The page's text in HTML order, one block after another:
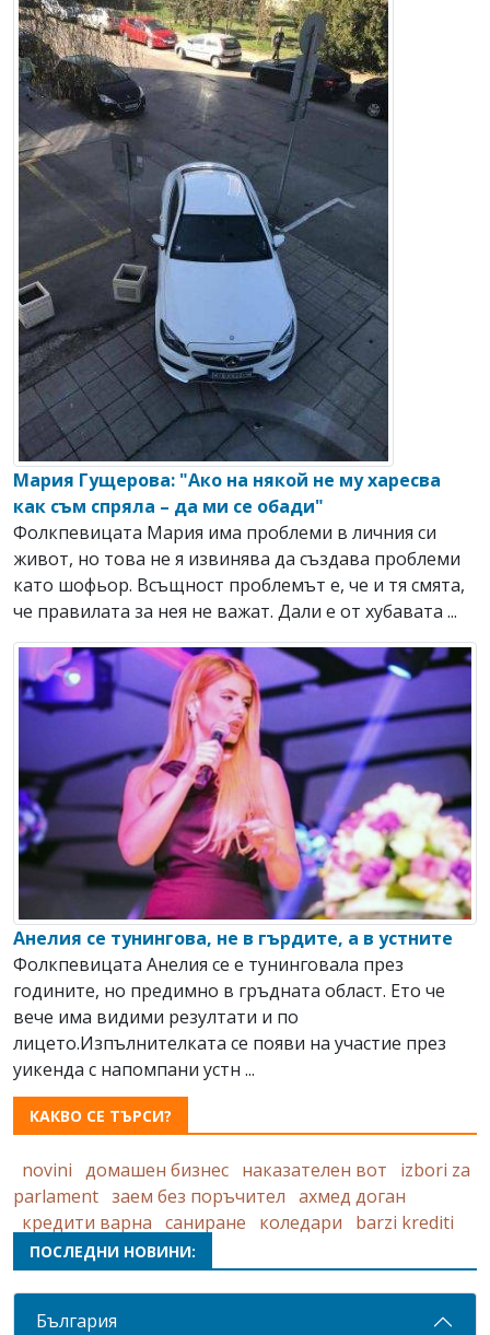
Мария Гущерова: "Ако на някой не му харесва
как съм спряла – да ми се обади"
Фолкпевицата Мария има проблеми в личния си
живот, но това не я извинява да създава проблеми
като шофьор. Всъщност проблемът е, че и тя смята,
че правилата за нея не важат. Дали е от хубавата ...
Анелия се тунингова, не в гърдите, а в устните
Фолкпевицата Анелия се е тунинговала през
годините, но предимно в гръдната област. Ето че
вече има видими резултати и по
лицето.Изпълнителката се появи на участие през
уикенда с напомпани устн ...
КАКВО СЕ ТЪРСИ?
novini домашен бизнес наказателен вот
izbori za
parlament заем без поръчител ахмед доган
кредити варна саниране коледари barzi krediti
ПОСЛЕДНИ НОВИНИ:
България